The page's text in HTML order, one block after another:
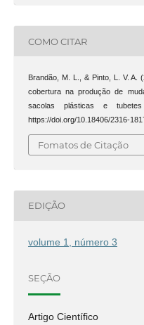
COMO CITAR
Brandão, M. L., & Pinto, L. V. A.
cobertura na produção de
sacolas plásticas e
https://doi.org/10.18406/2316-
Fomatos de Citação
EDIÇÃO
volume 1, número 3
SEÇÃO
Artigo Científico